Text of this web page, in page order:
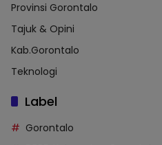
Provinsi Gorontalo
Tajuk & Opini
Kab.Gorontalo
Teknologi
Label
Gorontalo